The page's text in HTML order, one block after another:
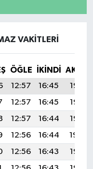
VAKITLERI
ÖĞLE İKINDI
12:57 16:45
19:57
12:57 16:45
19:56
12:57 16:44
19:55
12:56 16:44
19:54
12:56 16:43
19:53